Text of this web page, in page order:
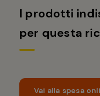
I prodotti
per questa
Vai alla spesa